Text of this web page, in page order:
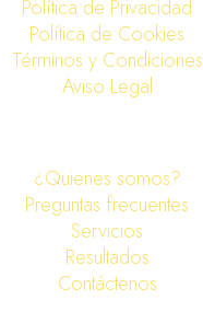
Política de Privacidad
Política de Cookies
Términos y Condiciones
Aviso Legal
¿Quienes somos?
Preguntas frecuentes
Servicios
Resultados
Contáctenos